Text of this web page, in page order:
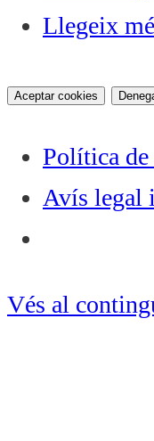
Llegeix
Aceptar cookies
Política de
Avís legal
Vés al